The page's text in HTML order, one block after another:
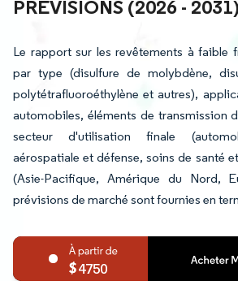
PRÉVISIONS (2026 - 2031)
Le rapport sur les revêtements à faible
par type (disulfure de molybdène,
polytétrafluoroéthylène et autres),
automobiles, éléments de transmission
secteur d'utilisation finale
aérospatiale et défense, soins de santé
(Asie-Pacifique, Amérique du Nord,
prévisions de marché sont fournies en
4750